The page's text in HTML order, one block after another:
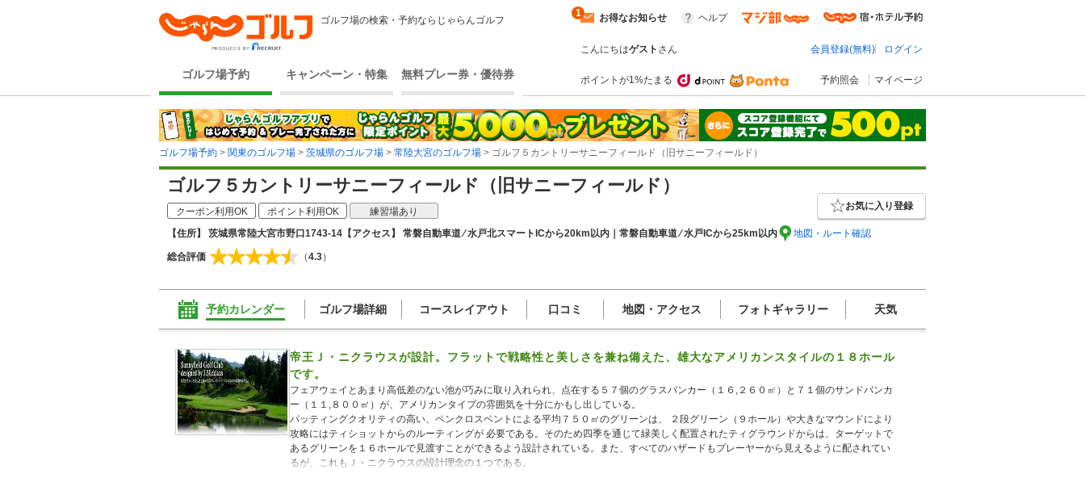
ゴルフ場の検索・予約ならじゃらんゴルフ
ゴルフ場予約 キャンペーン・特集 無料プレー券・優待券
お得なお知らせ
1 ヘルプ
こんにちはゲスト さん 会員登録(無料) ログイン
ポイントが1%たまる 予約照会 マイページ
ゴルフ場予約 > 関東のゴルフ場 > 茨城県のゴルフ場 > 常陸大宮のゴルフ場 > ゴルフ５カントリーサニーフィールド（旧サニーフィールド）
ゴルフ５カントリーサニーフィールド（旧サニーフィールド）
クーポン利用OK ポイント利用OK 練習場あり
お気に入り登録
【住所】 茨城県常陸大宮市野口1743-14 【アクセス】 常磐自動車道 ⁄ 水戸北スマートICから20km以内｜常磐自動車道 ⁄ 水戸ICから25km以内 地図・ルート確認
総合評価 （4.3）
予約カレンダー ゴルフ場詳細 コースレイアウト 口コミ 地図・アクセス フォトギャラリー 天気
帝王Ｊ・ニクラウスが設計。フラットで戦略性と美しさを兼ね備えた、雄大なアメリカンスタイルの１８ホール
です。
フェアウェイとあまり高低差のない池が巧みに取り入れられ、点在する５７個のグラスバンカー（１６,２６０㎡）と７１個のサンドバンカ
ー（１１,８００㎡）が、アメリカンタイプの雰囲気を十分にかもし出している。
パッティングクオリティの高い、ペンクロスベントによる平均７５０㎡のグリーンは、 ２段グリーン（９ホール）や大きなマウンドにより
攻略にはティショットからのルーティングが 必要である。そのため四季を通じて緑美しく配置されたティグラウンドからは、ターゲットで
あるグリーンを１６ホールで見渡すことができるよう設計されている。また、すべてのハザードもプレーヤーから見えるように配されてい
るが、これもＪ・ニクラウスの設計理念の１つである。